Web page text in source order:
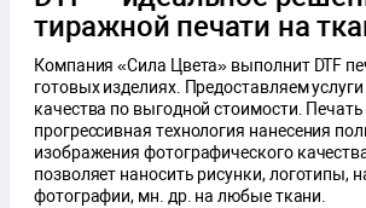
тиражной печати на
Компания «Сила Цвета» выполнит DTF
готовых изделиях. Предоставляем
качества по выгодной стоимости. Печать
прогрессивная технология нанесения
изображения фотографического
позволяет наносить рисунки, логотипы,
фотографии, мн. др. на любые ткани.